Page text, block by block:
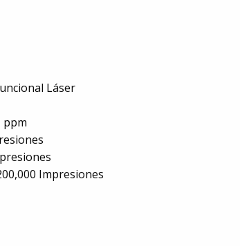
Láser
ppm
Impresiones